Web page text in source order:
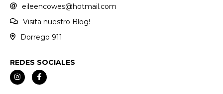
eileencowes@hotmail.com
Visita nuestro Blog!
Dorrego 911
REDES SOCIALES